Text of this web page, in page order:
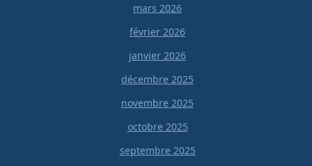
mars 2026
février 2026
janvier 2026
décembre 2025
novembre 2025
octobre 2025
septembre 2025